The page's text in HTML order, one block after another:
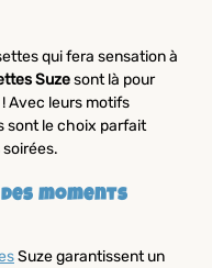
qui fera sensation à
Suzesont là pour
Avec leurs motifs
sont le choix parfait
moments
Suze garantissent un